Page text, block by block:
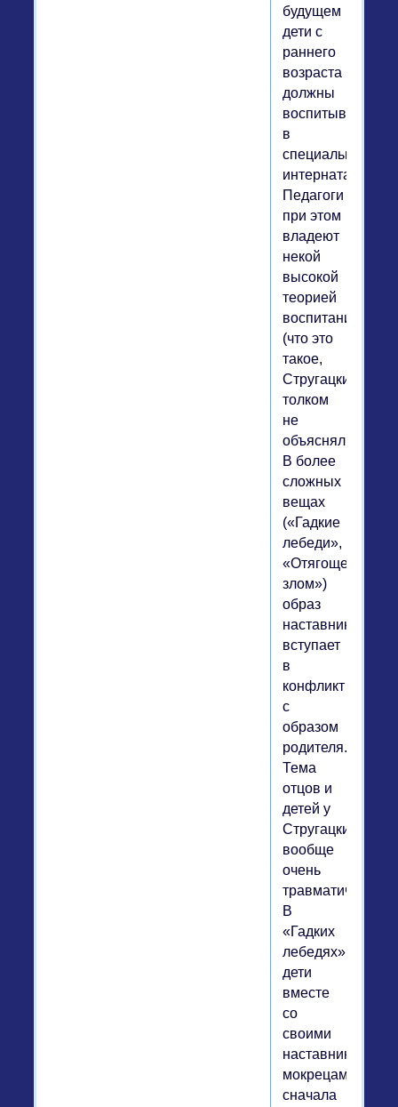
будущем
дети с
раннего
возраста
должны
воспитываться
в
специальных
интернатах.
Педагоги
при этом
владеют
некой
высокой
теорией
воспитания
(что это
такое,
Стругацкие
толком
не
объясняли).
В более
сложных
вещах
(«Гадкие
лебеди»,
«Отягощенные
злом»)
образ
наставника
вступает
в
конфликт
с
образом
родителя.
Тема
отцов и
детей у
Стругацких
вообще
очень
травматичная.
В
«Гадких
лебедях»
дети
вместе
со
своими
наставниками-
мокрецами
сначала